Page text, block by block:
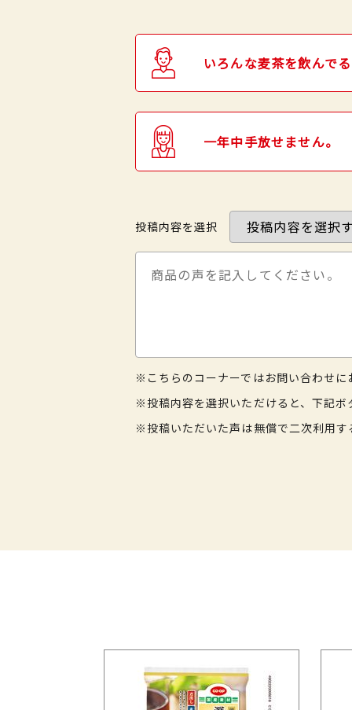
いろんな麦茶を飲んで
一年中手放せません。
投稿内容を選択
※こちらのコーナーではお問い合わせに
※投稿内容を選択いただけると、下記ボ
※投稿いただいた声は無償で二次利用す